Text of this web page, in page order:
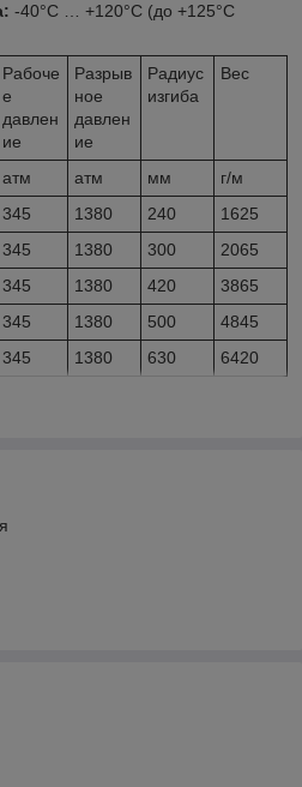
-40°С … +120°С (до +125°С
Рабоче
е
давлен
ие
Разрыв
ное
давлен
ие
Радиус
изгиба
Вес
атм атм мм
г/м
345 1380 240
1625
345 1380 300
2065
345 1380 420
3865
345 1380 500
4845
345 1380 630 6420